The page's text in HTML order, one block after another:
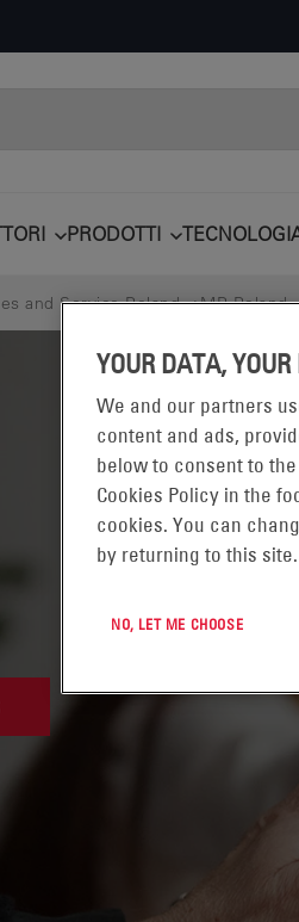
PRODOTTI
and Service Poland MP Poland
YOUR DATA,
We and our partners
content and ads,
below to consent to
Cookies Policy in the
cookies. You can
by returning to this site.
NO, LET ME CHOOSE